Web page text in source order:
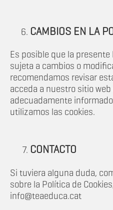
CAMBIOS EN LA
Es posible que la
sujeta a cambios o
recomendamos revisar
acceda a nuestro sitio
adecuadamente
utilizamos las cookies.
CONTACTO
Si tuviera alguna duda,
sobre la Política de
info@teaeduca.cat